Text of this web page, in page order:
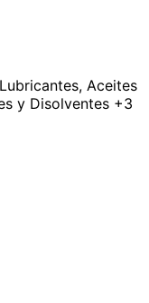
Lubricantes, Aceites
y Disolventes +3